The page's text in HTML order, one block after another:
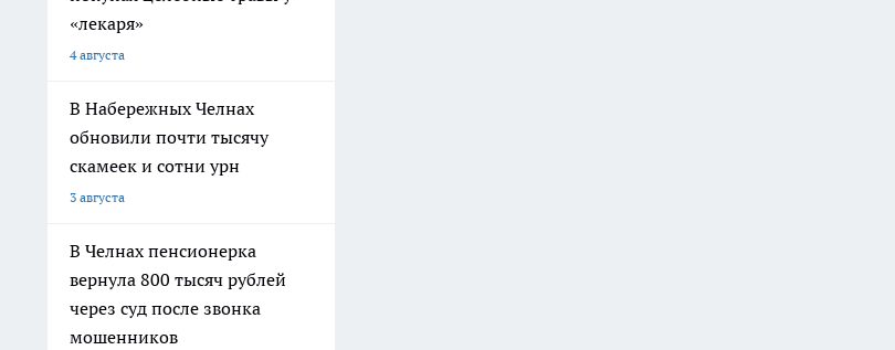
«лекаря»
4 августа
В Набережных Челнах
обновили почти тысячу
скамеек и сотни урн
3 августа
В Челнах пенсионерка
вернула 800 тысяч рублей
через суд после звонка
мошенников